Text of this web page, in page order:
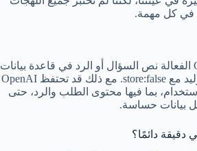
في كل مهمة.
لا تسجّل إضافة GPT Gate الفعالة نص السؤال أو الرد في قاعدة بيانات
الموقع، ويرسل طلب التوليد مع store:false. مع ذلك قد تحتفظ OpenAI
بما فيها محتوى الطلب والرد، حتى
دائمًا؟